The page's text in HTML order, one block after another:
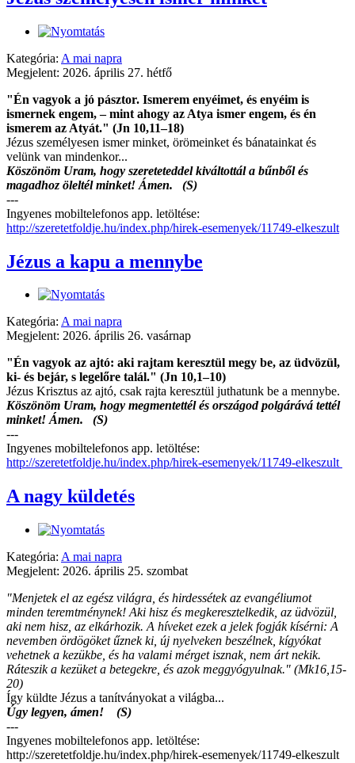
Kategória: A mai napra
Megjelent: 2026. április 27. hétfő
"Én vagyok a jó pásztor. Ismerem enyéimet, és enyéim is
ismernek engem, – mint ahogy az Atya ismer engem, és én
ismerem az Atyát." (Jn 10,11–18)
Jézus személyesen ismer minket, örömeinket és bánatainkat és
velünk van mindenkor...
Köszönöm Uram, hogy szereteteddel kiváltottál a bűnből és
magadhoz öleltél minket! Ámen. (S)
---
Ingyenes mobiltelefonos app. letöltése:
http://szeretetfoldje.hu/index.php/hirek-esemenyek/11749-elkeszult
Jézus a kapu a mennybe
Kategória: A mai napra
Megjelent: 2026. április 26. vasárnap
"Én vagyok az ajtó: aki rajtam keresztül megy be, az üdvözül,
ki- és bejár, s legelőre talál." (Jn 10,1–10)
Jézus Krisztus az ajtó, csak rajta keresztül juthatunk be a mennybe.
Köszönöm Uram, hogy megmentettél és országod polgárává tettél
minket! Ámen. (S)
---
Ingyenes mobiltelefonos app. letöltése:
http://szeretetfoldje.hu/index.php/hirek-esemenyek/11749-elkeszult
A nagy küldetés
Kategória: A mai napra
Megjelent: 2026. április 25. szombat
"Menjetek el az egész világra, és hirdessétek az evangéliumot
minden teremtménynek! Aki hisz és megkeresztelkedik, az üdvözül,
aki nem hisz, az elkárhozik. A híveket ezek a jelek fogják kísérni: A
nevemben ördögöket űznek ki, új nyelveken beszélnek, kígyókat
vehetnek a kezükbe, és ha valami mérget isznak, nem árt nekik.
Ráteszik a kezüket a betegekre, és azok meggyógyulnak." (Mk16,15-
20)
Így küldte Jézus a tanítványokat a világba...
Úgy legyen, ámen! (S)
---
Ingyenes mobiltelefonos app. letöltése:
http://szeretetfoldje.hu/index.php/hirek-esemenyek/11749-elkeszult